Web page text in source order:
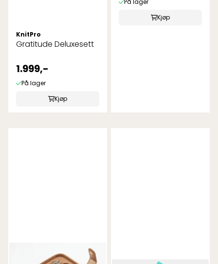
KnitPro
Gratitude Deluxesett
1.999,-
På lager
Kjøp
Kjøp